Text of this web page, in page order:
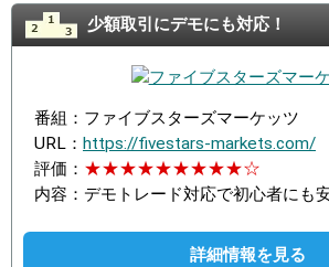
少額取引にデモにも対応！
番組：ファイブスターズマーケッツ
URL： https://fivestars-markets.com/
評価： ★★★★★★★★★☆
内容：デモトレード対応で初心者にも
詳細情報を見る